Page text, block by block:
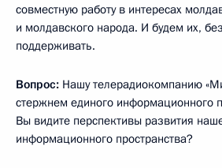
совместную работу в интересах
и молдавского народа. И будем их,
поддерживать.
Вопрос: Нашу телерадиокомпанию
стержнем единого информационного
Вы видите перспективы развития
информационного пространства?